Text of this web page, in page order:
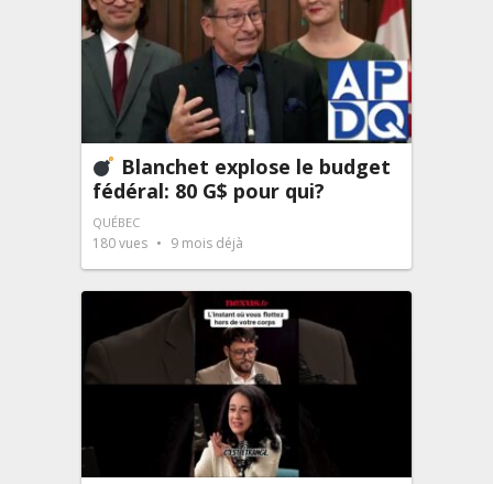
Blanchet explose le budget
fédéral: 80 G$ pour qui?
QUÉBEC
180vues 9 mois déjà